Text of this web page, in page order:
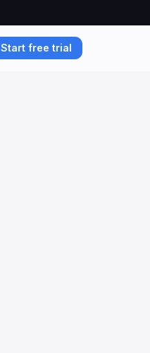
Start free trial